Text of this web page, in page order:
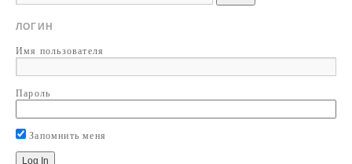
ЛОГИН
Имя пользователя
Пароль
Запомнить меня